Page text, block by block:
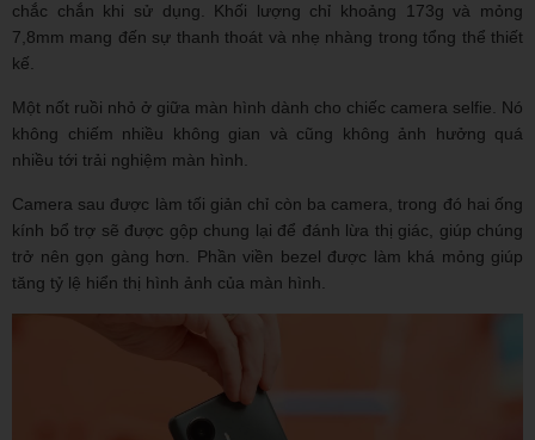
chắc chắn khi sử dụng. Khối lượng chỉ khoảng 173g và mỏng
7,8mm mang đến sự thanh thoát và nhẹ nhàng trong tổng thể thiết
kế.
Một nốt ruồi nhỏ ở giữa màn hình dành cho chiếc camera selfie. Nó
không chiếm nhiều không gian và cũng không ảnh hưởng quá
nhiều tới trải nghiệm màn hình.
Camera sau được làm tối giản chỉ còn ba camera, trong đó hai ống
kính bổ trợ sẽ được gộp chung lại để đánh lừa thị giác, giúp chúng
trở nên gọn gàng hơn. Phần viền bezel được làm khá mỏng giúp
tăng tỷ lệ hiển thị hình ảnh của màn hình.